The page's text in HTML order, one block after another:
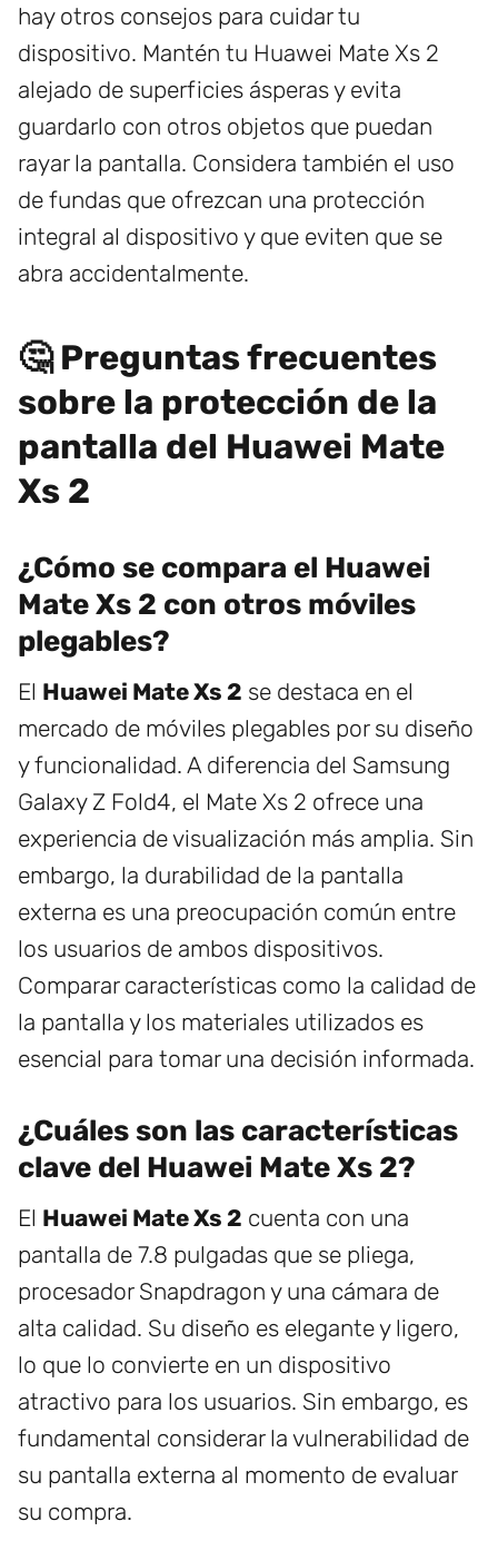
hay otros consejos para cuidar tu
dispositivo. Mantén tu Huawei Mate Xs 2
alejado de superficies ásperas y evita
guardarlo con otros objetos que puedan
rayar la pantalla. Considera también el uso
de fundas que ofrezcan una protección
integral al dispositivo y que eviten que se
abra accidentalmente.
🤔 Preguntas frecuentes
sobre la protección de la
pantalla del Huawei Mate
Xs 2
¿Cómo se compara el Huawei
Mate Xs 2 con otros móviles
plegables?
El Huawei Mate Xs 2 se destaca en el
mercado de móviles plegables por su diseño
y funcionalidad. A diferencia del Samsung
Galaxy Z Fold4, el Mate Xs 2 ofrece una
experiencia de visualización más amplia. Sin
embargo, la durabilidad de la pantalla
externa es una preocupación común entre
los usuarios de ambos dispositivos.
Comparar características como la calidad de
la pantalla y los materiales utilizados es
esencial para tomar una decisión informada.
¿Cuáles son las características
clave del Huawei Mate Xs 2?
El Huawei Mate Xs 2 cuenta con una
pantalla de 7.8 pulgadas que se pliega,
procesador Snapdragon y una cámara de
alta calidad. Su diseño es elegante y ligero,
lo que lo convierte en un dispositivo
atractivo para los usuarios. Sin embargo, es
fundamental considerar la vulnerabilidad de
su pantalla externa al momento de evaluar
su compra.